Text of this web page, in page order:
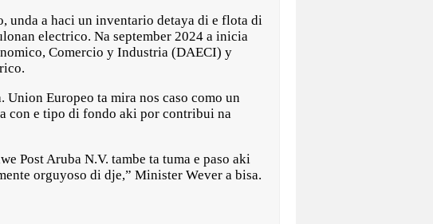
unda a haci un inventario detaya di e flota di
electrico. Na september 2024 a inicia
Comercio y Industria (DAECI) y
Europeo ta mira nos caso como un
con e tipo di fondo aki por contribui na
Post Aruba N.V. tambe ta tuma e paso aki
orguyoso di dje,” Minister Wever a bisa.